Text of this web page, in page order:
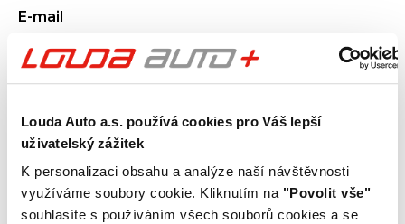
Louda Auto a.s. používá cookies pro Váš lepší
uživatelský zážitek
K personalizaci obsahu a analýze naší návštěvnosti
využíváme soubory cookie. Kliknutím na "Povolit vše"
souhlasíte s používáním všech souborů cookies a se
E-mail
Telefon
Zpráva 0/600